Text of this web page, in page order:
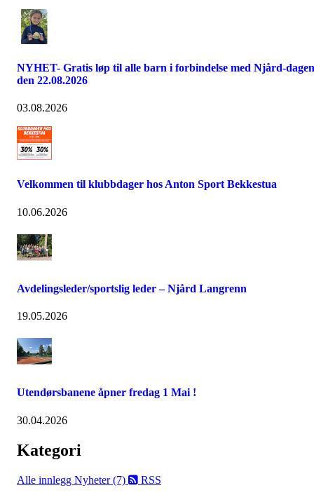
NYHET- Gratis løp til alle barn i forbindelse med Njård-dagen
den 22.08.2026
03.08.2026
Velkommen til klubbdager hos Anton Sport Bekkestua
10.06.2026
Avdelingsleder/sportslig leder – Njård Langrenn
19.05.2026
Utendørsbanene åpner fredag 1 Mai !
30.04.2026
Kategori
Alle innlegg Nyheter (7) RSS